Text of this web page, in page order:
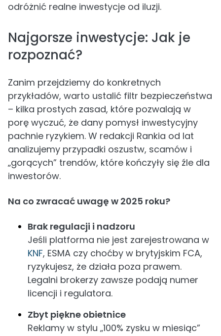
odróżnić realne inwestycje od iluzji.
Najgorsze inwestycje: Jak je
rozpoznać?
Zanim przejdziemy do konkretnych
przykładów, warto ustalić filtr bezpieczeństwa
– kilka prostych zasad, które pozwalają w
porę wyczuć, że dany pomysł inwestycyjny
pachnie ryzykiem. W redakcji Rankia od lat
analizujemy przypadki oszustw, scamów i
„gorących” trendów, które kończyły się źle dla
inwestorów.
Na co zwracać uwagę w 2025 roku?
Brak regulacji i nadzoru
Jeśli platforma nie jest zarejestrowana w
KNF, ESMA czy choćby w brytyjskim FCA,
ryzykujesz, że działa poza prawem.
Legalni brokerzy zawsze podają numer
licencji i regulatora.
Zbyt piękne obietnice
Reklamy w stylu „100% zysku w miesiąc”